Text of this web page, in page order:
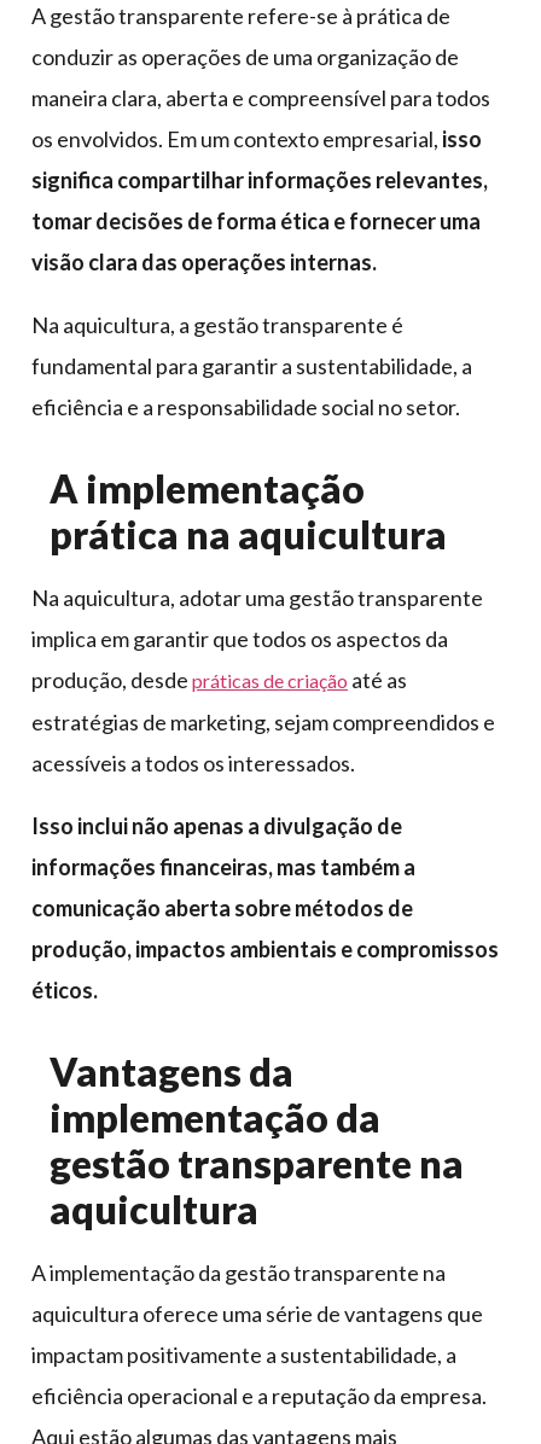
A gestão transparente refere-se à prática de
conduzir as operações de uma organização de
maneira clara, aberta e compreensível para todos
os envolvidos. Em um contexto empresarial, isso
significa compartilhar informações relevantes,
tomar decisões de forma ética e fornecer uma
visão clara das operações internas.
Na aquicultura, a gestão transparente é
fundamental para garantir a sustentabilidade, a
eficiência e a responsabilidade social no setor.
A implementação
prática na aquicultura
Na aquicultura, adotar uma gestão transparente
implica em garantir que todos os aspectos da
produção, desde práticas de criação até as
estratégias de marketing, sejam compreendidos e
acessíveis a todos os interessados.
Isso inclui não apenas a divulgação de
informações financeiras, mas também a
comunicação aberta sobre métodos de
produção, impactos ambientais e compromissos
éticos.
Vantagens da
implementação da
gestão transparente na
aquicultura
A implementação da gestão transparente na
aquicultura oferece uma série de vantagens que
impactam positivamente a sustentabilidade, a
eficiência operacional e a reputação da empresa.
Aqui estão algumas das vantagens mais